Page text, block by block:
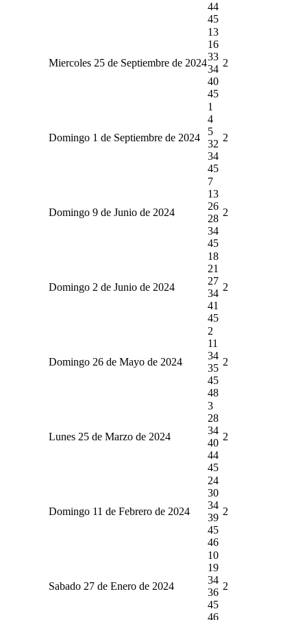
44
45
Miercoles 25 de Septiembre de 2024
13
16
33
34
40
45
2
Domingo 1 de Septiembre de 2024
1
4
5
32
34
45
2
Domingo 9 de Junio de 2024
7
13
26
28
34
45
2
Domingo 2 de Junio de 2024
18
21
27
34
41
45
2
Domingo 26 de Mayo de 2024
2
11
34
35
45
48
2
Lunes 25 de Marzo de 2024
3
28
34
40
44
45
2
Domingo 11 de Febrero de 2024
24
30
34
39
45
46
2
Sabado 27 de Enero de 2024
10
19
34
36
45
46
2